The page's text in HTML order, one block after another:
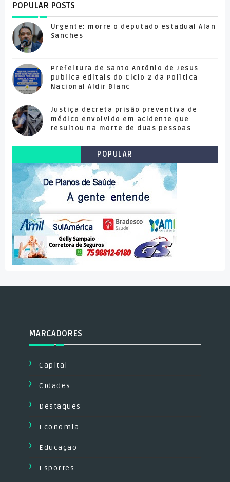
POPULAR POSTS
Urgente: morre o deputado estadual Alan
Sanches
Prefeitura de Santo Antônio de Jesus
publica editais do Ciclo 2 da Política
Nacional Aldir Blanc
Justiça decreta prisão preventiva de
médico envolvido em acidente que
resultou na morte de duas pessoas
POPULAR
MARCADORES
Capital
Cidades
Destaques
Economia
Educação
Esportes